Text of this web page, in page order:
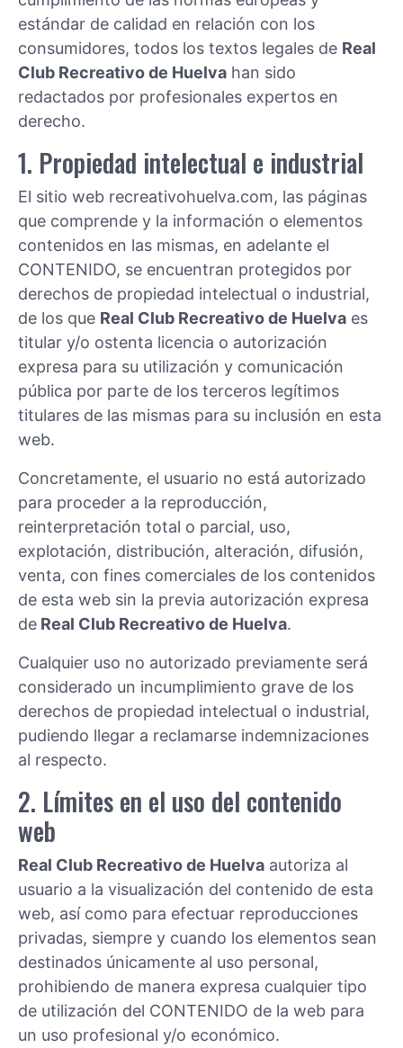
estándar de calidad en relación con los
consumidores, todos los textos legales de Real
Club Recreativo de Huelva han sido
redactados por profesionales expertos en
derecho.
1. Propiedad intelectual e industrial
El sitio web recreativohuelva.com, las páginas
que comprende y la información o elementos
contenidos en las mismas, en adelante el
CONTENIDO, se encuentran protegidos por
derechos de propiedad intelectual o industrial,
de los que Real Club Recreativo de Huelva es
titular y/o ostenta licencia o autorización
expresa para su utilización y comunicación
pública por parte de los terceros legítimos
titulares de las mismas para su inclusión en esta
web.
Concretamente, el usuario no está autorizado
para proceder a la reproducción,
reinterpretación total o parcial, uso,
explotación, distribución, alteración, difusión,
venta, con fines comerciales de los contenidos
de esta web sin la previa autorización expresa
de Real Club Recreativo de Huelva.
Cualquier uso no autorizado previamente será
considerado un incumplimiento grave de los
derechos de propiedad intelectual o industrial,
pudiendo llegar a reclamarse indemnizaciones
al respecto.
2. Límites en el uso del contenido
web
Real Club Recreativo de Huelva autoriza al
usuario a la visualización del contenido de esta
web, así como para efectuar reproducciones
privadas, siempre y cuando los elementos sean
destinados únicamente al uso personal,
prohibiendo de manera expresa cualquier tipo
de utilización del CONTENIDO de la web para
un uso profesional y/o económico.